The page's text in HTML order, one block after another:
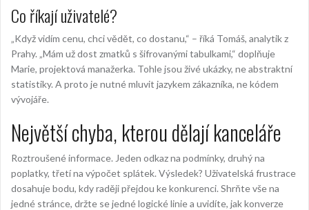
Co říkají uživatelé?
„Když vidím cenu, chci vědět, co dostanu,“ – říká Tomáš, analytik z
Prahy. „Mám už dost zmatků s šifrovanými tabulkami,“ doplňuje
Marie, projektová manažerka. Tohle jsou živé ukázky, ne abstraktní
statistiky. A proto je nutné mluvit jazykem zákazníka, ne kódem
vývojáře.
Největší chyba, kterou dělají kanceláře
Roztroušené informace. Jeden odkaz na podmínky, druhý na
poplatky, třetí na výpočet splátek. Výsledek? Uživatelská frustrace
dosahuje bodu, kdy raději přejdou ke konkurenci. Shrňte vše na
jedné stránce, držte se jedné logické linie a uvidíte, jak konverze